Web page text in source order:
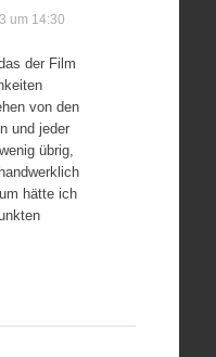
um 14:30
der Film
von den
und jeder
übrig,
hätte ich